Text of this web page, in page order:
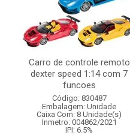
Carro de controle remoto
dexter speed 1:14 com 7
funcoes
Código: 830487
Embalagem: Unidade
Caixa Com: 8 Unidade(s)
Inmetro: 004862/2021
IPI: 6.5%